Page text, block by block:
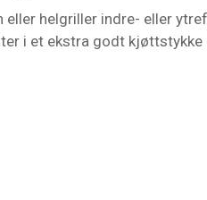
helgriller indre- eller
i et ekstra godt